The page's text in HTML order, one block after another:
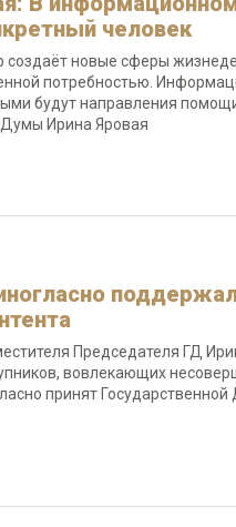
человек
новые сферы
потребностью.
будут направления
Думы Ирина Яровая
Председателя ГД
вовлекающих
принят